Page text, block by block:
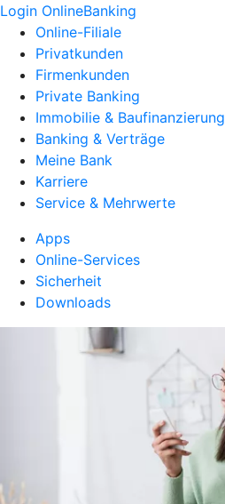
Login OnlineBanking
Online-Filiale
Privatkunden
Firmenkunden
Private Banking
Immobilie & Baufinanzierung
Banking & Verträge
Meine Bank
Karriere
Service & Mehrwerte
Apps
Online-Services
Sicherheit
Downloads